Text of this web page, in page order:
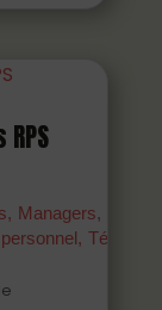
Managers